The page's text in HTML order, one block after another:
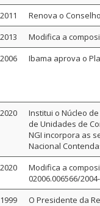
Renova o
Modifica a
Ibama aprova o
Institui o Núcleo
de Unidades de
NGI incorpora as
Nacional
Modifica a
02006.006566/
O Presidente da